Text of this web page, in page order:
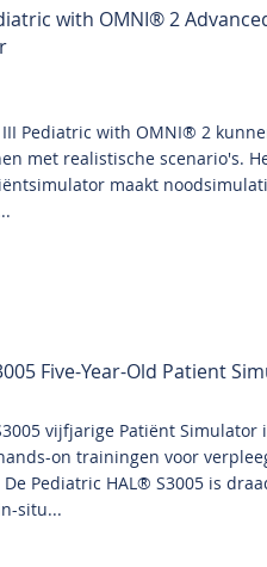
laag
with OMNI® 2
Pediatric with OMNI® 2
met realistische scenario's.
maakt
Five-Year-Old Patient
vijfjarige Patiënt Simulator
on trainingen voor
Pediatric HAL® S3005 is
situ...